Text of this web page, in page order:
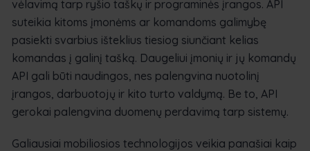
vėlavimą tarp ryšio taškų ir programinės įrangos. API
suteikia kitoms įmonėms ar komandoms galimybę
pasiekti svarbius išteklius tiesiog siunčiant kelias
komandas į galinį tašką. Daugeliui įmonių ir jų komandų
API gali būti naudingos, nes palengvina nuotolinį
įrangos, darbuotojų ir kito turto valdymą. Be to, API
gerokai palengvina duomenų perdavimą tarp sistemų.
Galiausiai mobiliosios technologijos veikia panašiai kaip